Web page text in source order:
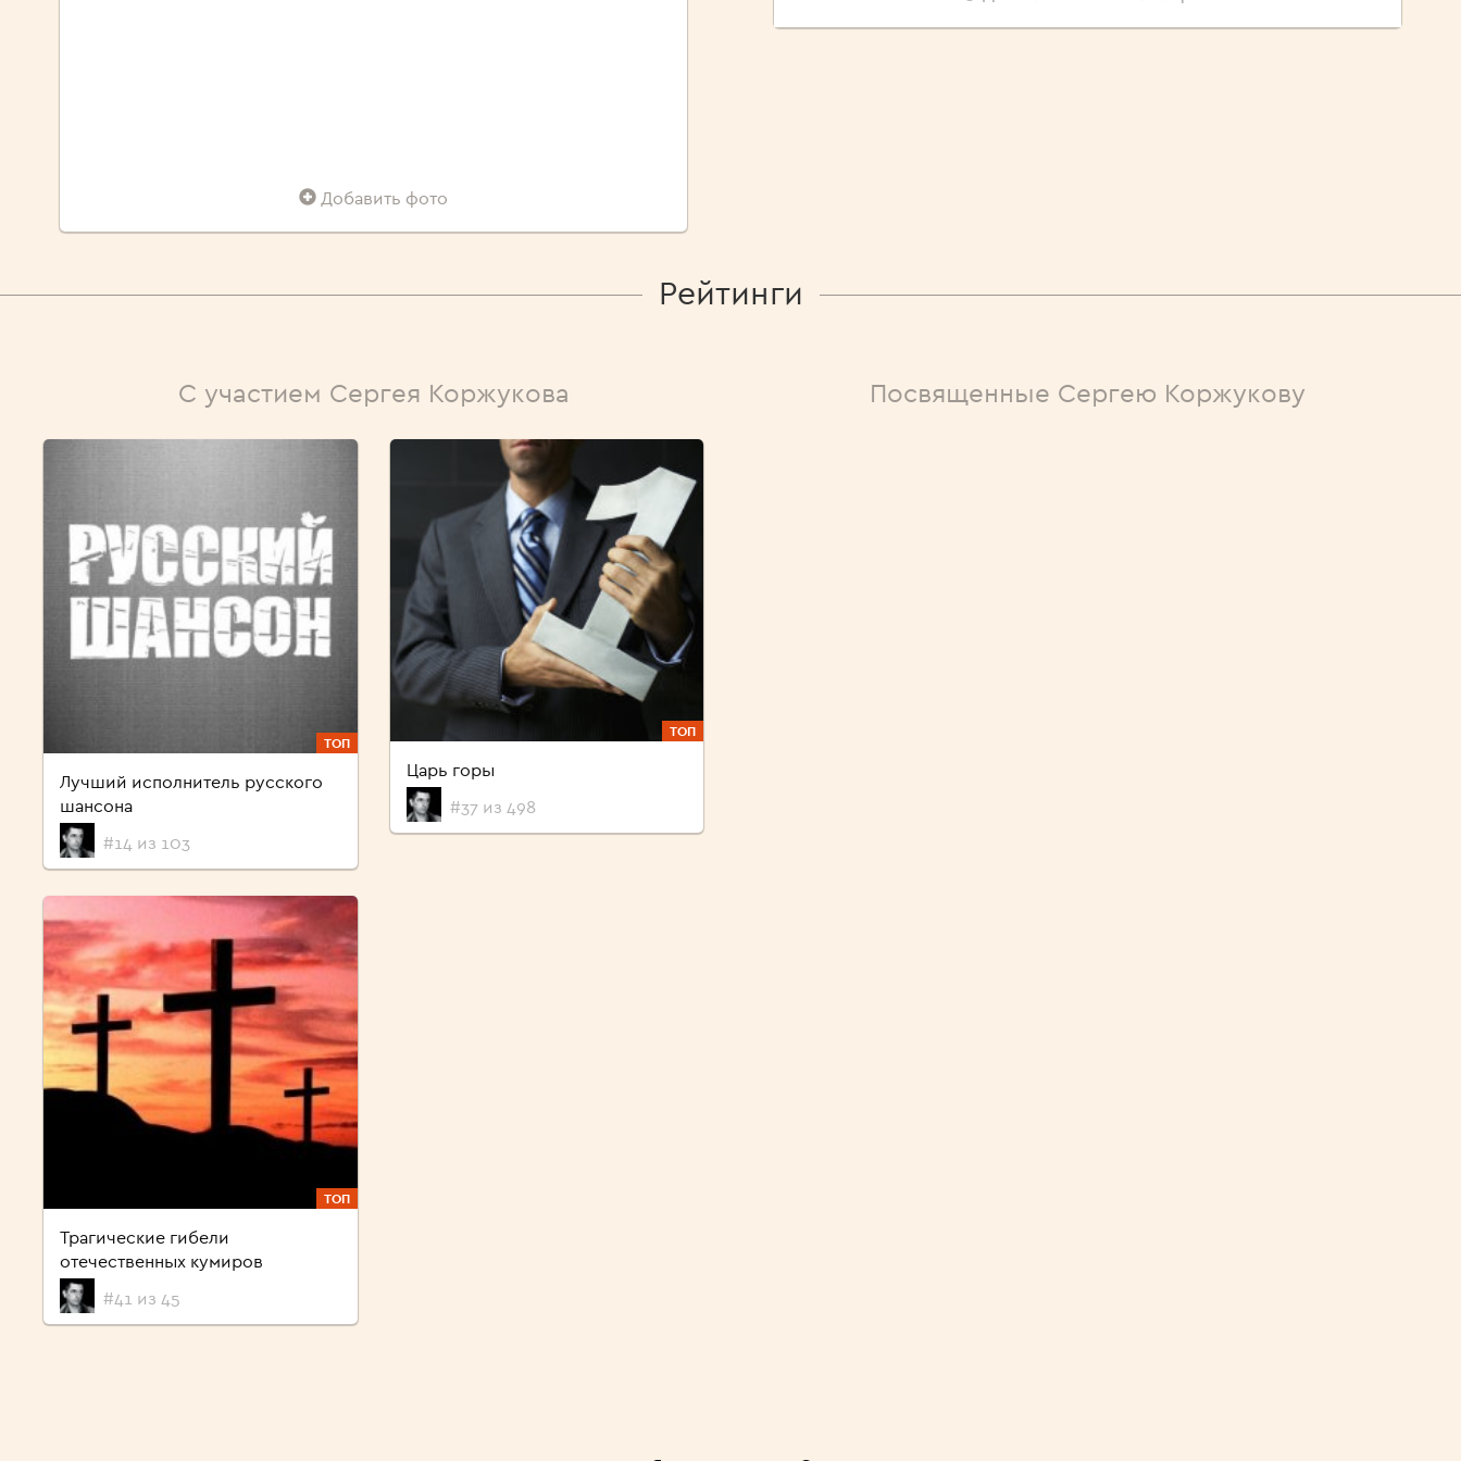
Добавить фото
Рейтинги
С участием Сергея Коржукова
ТОП
Лучший исполнитель русского
шансона
#14 из 103
ТОП
Трагические гибели
отечественных кумиров
#41 из 45
ТОП
Царь горы
#37 из 498
Посвященные Сергею Коржукову